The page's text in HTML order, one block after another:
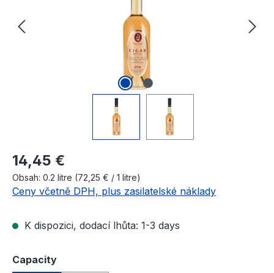
Běžná cena:
14,45 €
Obsah: 0.2 litre (72,25 € / 1 litre)
Ceny včetně DPH, plus zasilatelské náklady
K dispozici, dodací lhůta: 1-3 days
Vyberte
Capacity